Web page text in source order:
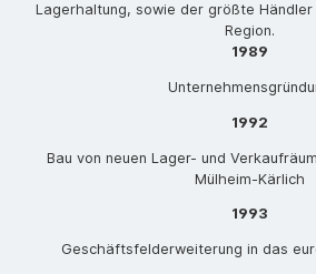
Lagerhaltung, sowie der größte
Region.
1989
1992
Bau von neuen Lager- und
Mülheim-Kärlich
1993
Geschäftsfelderweiterung in das